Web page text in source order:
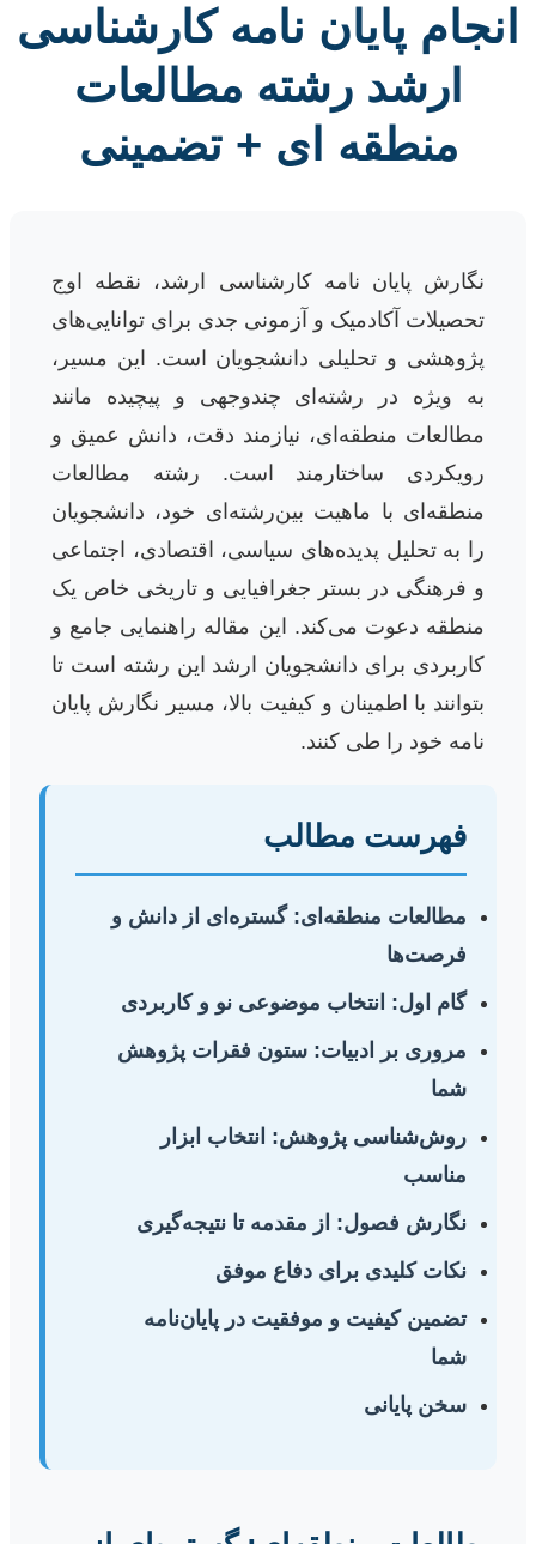
انجام پایان نامه کارشناسی
ارشد رشته مطالعات
منطقه ای + تضمینی
نگارش پایان نامه کارشناسی ارشد، نقطه اوج
تحصیلات آکادمیک و آزمونی جدی برای توانایی‌های
پژوهشی و تحلیلی دانشجویان است. این مسیر،
به ویژه در رشته‌ای چندوجهی و پیچیده مانند
مطالعات منطقه‌ای، نیازمند دقت، دانش عمیق و
رویکردی ساختارمند است. رشته مطالعات
منطقه‌ای با ماهیت بین‌رشته‌ای خود، دانشجویان
را به تحلیل پدیده‌های سیاسی، اقتصادی، اجتماعی
و فرهنگی در بستر جغرافیایی و تاریخی خاص یک
منطقه دعوت می‌کند. این مقاله راهنمایی جامع و
کاربردی برای دانشجویان ارشد این رشته است تا
بتوانند با اطمینان و کیفیت بالا، مسیر نگارش پایان
نامه خود را طی کنند.
فهرست مطالب
مطالعات منطقه‌ای: گستره‌ای از دانش و
فرصت‌ها
گام اول: انتخاب موضوعی نو و کاربردی
مروری بر ادبیات: ستون فقرات پژوهش
شما
روش‌شناسی پژوهش: انتخاب ابزار
مناسب
نگارش فصول: از مقدمه تا نتیجه‌گیری
نکات کلیدی برای دفاع موفق
تضمین کیفیت و موفقیت در پایان‌نامه
شما
سخن پایانی